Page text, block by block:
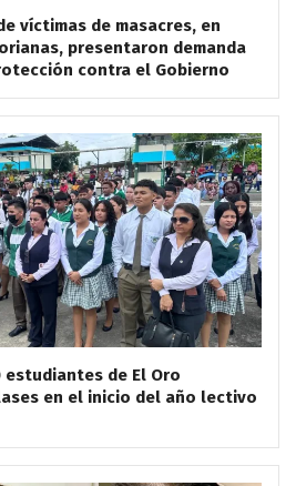
víctimas de masacres, en
presentaron demanda
contra el Gobierno
estudiantes de El Oro
en el inicio del año lectivo